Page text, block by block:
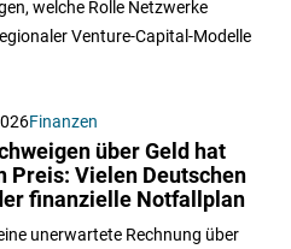
welche Rolle Netzwerke
Venture-Capital-Modelle
Finanzen
über Geld hat
Preis: Vielen Deutschen
finanzielle Notfallplan
unerwartete Rechnung über